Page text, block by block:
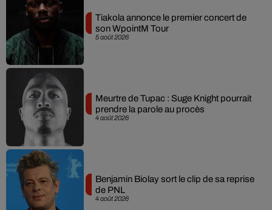
5 août 2026
Tiakola annonce le premier concert de
son WpointM Tour
4 août 2026
Meurtre de Tupac : Suge Knight pourrait
prendre la parole au procès
4 août 2026
Benjamin Biolay sort le clip de sa reprise
de PNL